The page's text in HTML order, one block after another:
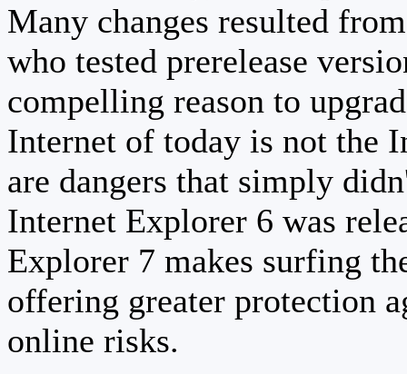
Many changes resulted
who tested prerelease
compelling reason to
Internet of today is not the
are dangers that simply
Internet Explorer 6 was
Explorer 7 makes surfing
offering greater protection
online risks.